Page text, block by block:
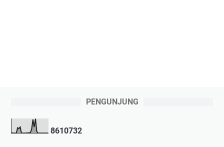
PENGUNJUNG
8610732